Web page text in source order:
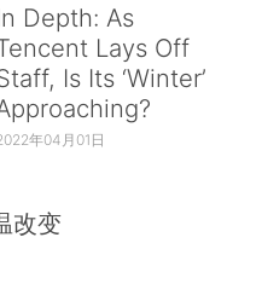
Depth: As
Lays Off
Is Its ‘Winter’
年04月01日
改变